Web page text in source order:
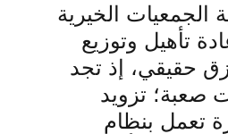
الجمعيات الخيرية
تأهيل وتوزيع
حقيقي، إذ تجد
صعبة؛ تزويد
تعمل بنظام